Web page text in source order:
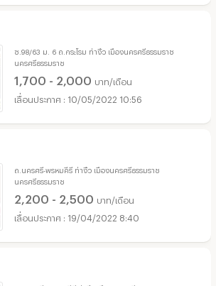
ซ.98/63 ม. 6 ถ.กระโรม ท่างิ้ว เมืองนครศรีธรรมราช
นครศรีธรรมราช
1,700 - 2,000 บาท/เดือน
10/05/2022 10:56
ถ.นครศรี-พรหมคีรี ท่างิ้ว เมืองนครศรีธรรมราช
นครศรีธรรมราช
2,200 - 2,500 บาท/เดือน
19/04/2022 8:40